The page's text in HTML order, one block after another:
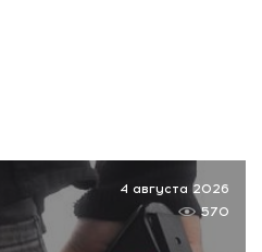
4 августа 2026
570